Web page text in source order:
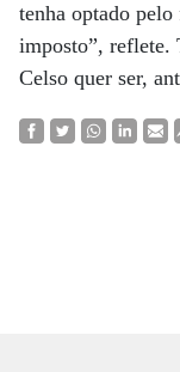
tenha optado
imposto”, reflete.
Celso quer ser,